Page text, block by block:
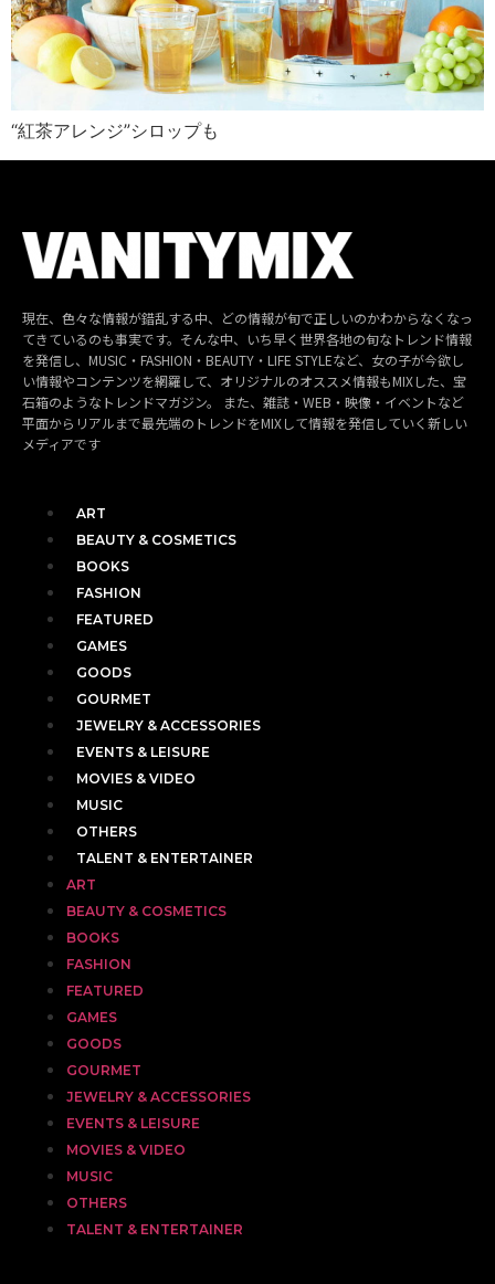
“紅茶アレンジ”シロップも
現在、色々な情報が錯乱する中、どの情報が旬で正しいのかわからなくなっ
てきているのも事実です。そんな中、いち早く世界各地の旬なトレンド情報
を発信し、MUSIC・FASHION・BEAUTY・LIFE STYLEなど、女の子が今欲し
い情報やコンテンツを網羅して、オリジナルのオススメ情報もMIXした、宝
石箱のようなトレンドマガジン。 また、雑誌・WEB・映像・イベントなど
平面からリアルまで最先端のトレンドをMIXして情報を発信していく新しい
メディアです
ART
BEAUTY & COSMETICS
BOOKS
FASHION
FEATURED
GAMES
GOODS
GOURMET
JEWELRY & ACCESSORIES
EVENTS & LEISURE
MOVIES & VIDEO
MUSIC
OTHERS
TALENT & ENTERTAINER
ART
BEAUTY & COSMETICS
BOOKS
FASHION
FEATURED
GAMES
GOODS
GOURMET
JEWELRY & ACCESSORIES
EVENTS & LEISURE
MOVIES & VIDEO
MUSIC
OTHERS
TALENT & ENTERTAINER